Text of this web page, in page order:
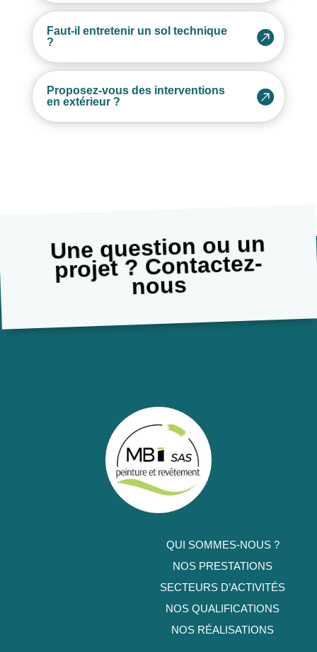
Faut-il entretenir un sol technique
?
Proposez-vous des interventions
en extérieur ?
Une question ou un
projet ? Contactez-
nous
QUI SOMMES-NOUS ?
NOS PRESTATIONS
SECTEURS D’ACTIVITÉS
NOS QUALIFICATIONS
NOS RÉALISATIONS